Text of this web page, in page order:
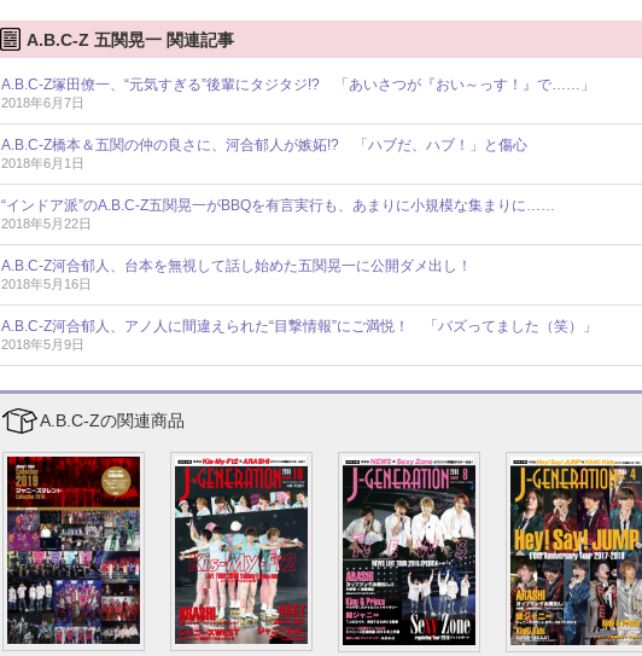
A.B.C-Z 五関晃一 関連記事
A.B.C-Z塚田僚一、“元気すぎる”後輩にタジタジ!? 「あいさつが『おい～っす！』で……」
2018年6月7日
A.B.C-Z橋本＆五関の仲の良さに、河合郁人が嫉妬!? 「ハブだ、ハブ！」と傷心
2018年6月1日
“インドア派”のA.B.C-Z五関晃一がBBQを有言実行も、あまりに小規模な集まりに……
2018年5月22日
A.B.C-Z河合郁人、台本を無視して話し始めた五関晃一に公開ダメ出し！
2018年5月16日
A.B.C-Z河合郁人、アノ人に間違えられた“目撃情報”にご満悦！ 「バズってました（笑）」
2018年5月9日
A.B.C-Zの関連商品